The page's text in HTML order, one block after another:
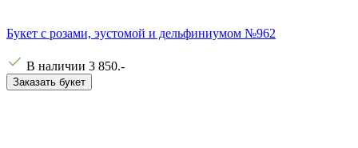
Букет с розами, эустомой и дельфиниумом №962
В наличии 3 850.-
Заказать букет